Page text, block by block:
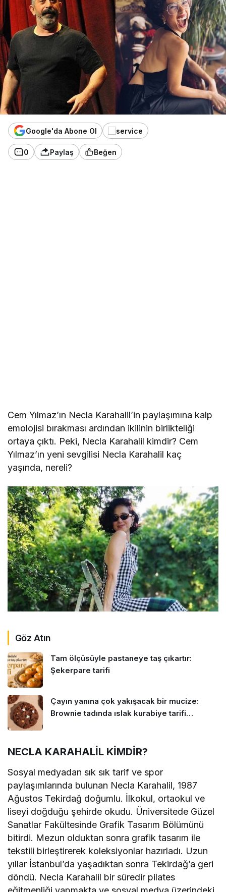
Google'da Abone Ol
0 Paylaş Beğen
Cem Yılmaz’ın Necla Karahalil’in paylaşımına kalp
emolojisi bırakması ardından ikilinin birlikteliği
ortaya çıktı. Peki, Necla Karahalil kimdir? Cem
Yılmaz’ın yeni sevgilisi Necla Karahalil kaç
yaşında, nereli?
Göz Atın
Tam ölçüsüyle pastaneye taş çıkartır:
Şekerpare tarifi
Çayın yanına çok yakışacak bir mucize:
Brownie tadında ıslak kurabiye tarifi…
NECLA KARAHALİL KİMDİR?
Sosyal medyadan sık sık tarif ve spor
paylaşımlarında bulunan Necla Karahalil, 1987
Ağustos Tekirdağ doğumlu. İlkokul, ortaokul ve
liseyi doğduğu şehirde okudu. Üniversitede Güzel
Sanatlar Fakültesinde Grafik Tasarım Bölümünü
bitirdi. Mezun olduktan sonra grafik tasarım ile
tekstili birleştirerek koleksiyonlar hazırladı. Uzun
yıllar İstanbul’da yaşadıktan sonra Tekirdağ’a geri
döndü. Necla Karahalil bir süredir pilates